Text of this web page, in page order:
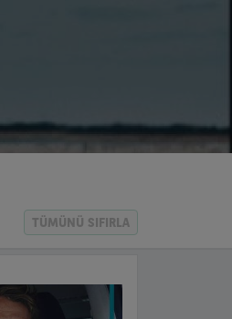
TÜMÜNÜ SIFIRLA